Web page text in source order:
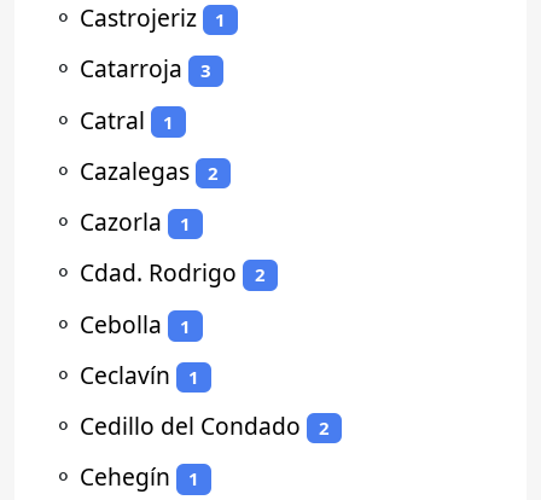
⚬ Castrojeriz 1
⚬ Catarroja 3
⚬ Catral 1
⚬ Cazalegas 2
⚬ Cazorla 1
⚬ Cdad. Rodrigo 2
⚬ Cebolla 1
⚬ Ceclavín 1
⚬ Cedillo del Condado 2
⚬ Cehegín 1